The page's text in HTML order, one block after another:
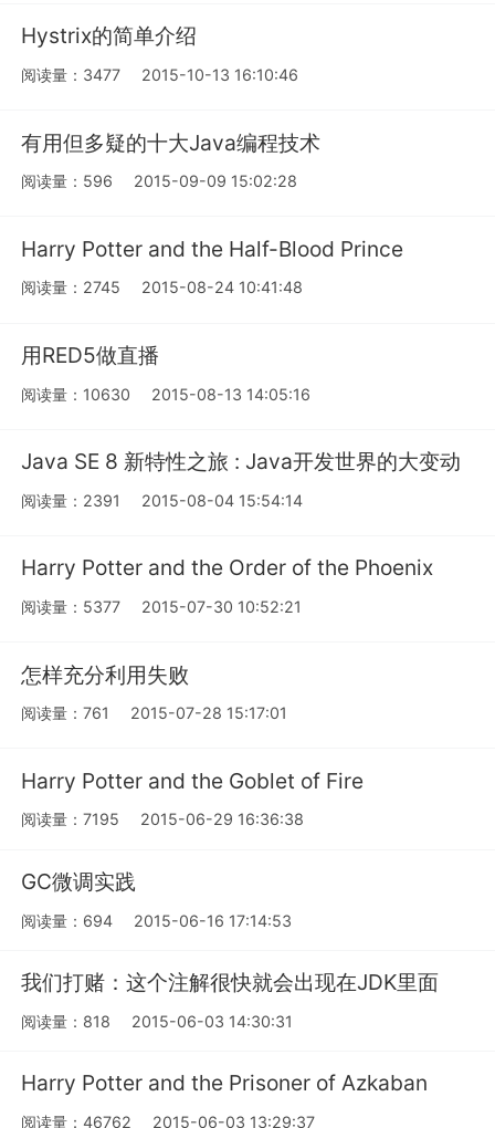
Hystrix的简单介绍
阅读量：3477 2015-10-13 16:10:46
有用但多疑的十大Java编程技术
阅读量：596 2015-09-09 15:02:28
Harry Potter and the Half-Blood Prince
阅读量：2745 2015-08-24 10:41:48
用RED5做直播
阅读量：10630 2015-08-13 14:05:16
Java SE 8 新特性之旅 : Java开发世界的大变动
阅读量：2391 2015-08-04 15:54:14
Harry Potter and the Order of the Phoenix
阅读量：5377 2015-07-30 10:52:21
怎样充分利用失败
阅读量：761 2015-07-28 15:17:01
Harry Potter and the Goblet of Fire
阅读量：7195 2015-06-29 16:36:38
GC微调实践
阅读量：694 2015-06-16 17:14:53
我们打赌：这个注解很快就会出现在JDK里面
阅读量：818 2015-06-03 14:30:31
Harry Potter and the Prisoner of Azkaban
阅读量：46762 2015-06-03 13:29:37